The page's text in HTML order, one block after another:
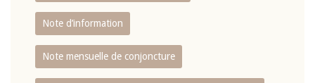
Note d’information
Note mensuelle de conjoncture